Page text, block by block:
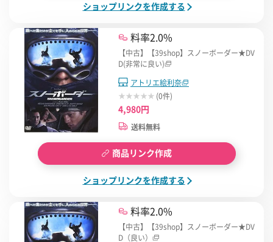
ショップリンクを作成する
料率2.0%
【中古】【39shop】スノーボーダー★DV
D(非常に良い)
アトリエ絵利奈
(0件)
4,980円
送料無料
商品リンク作成
ショップリンクを作成する
料率2.0%
【中古】【39shop】スノーボーダー★DV
D（良い）